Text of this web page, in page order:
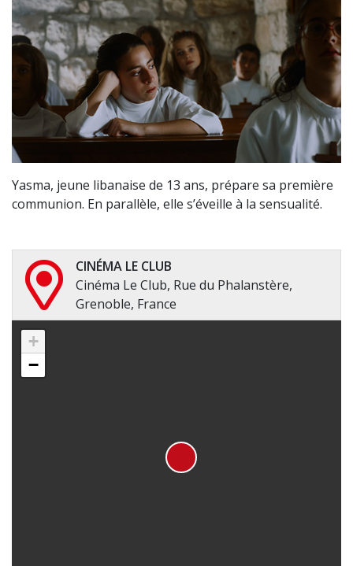
Yasma, jeune libanaise de 13 ans, prépare sa première
communion. En parallèle, elle s’éveille à la sensualité.
CINÉMA LE CLUB
Cinéma Le Club, Rue du Phalanstère,
Grenoble, France
+
−